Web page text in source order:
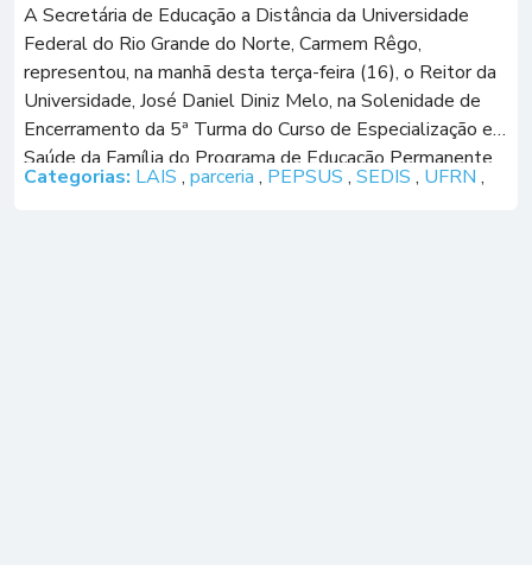
A Secretária de Educação a Distância da Universidade
Federal do Rio Grande do Norte, Carmem Rêgo,
representou, na manhã desta terça-feira (16), o Reitor da
Universidade, José Daniel Diniz Melo, na Solenidade de
Encerramento da 5ª Turma do Curso de Especialização em
Saúde da Família do Programa de Educação Permanente
em Saúde da Família (PEPSUS). […]
Categorias: LAIS , parceria , PEPSUS , SEDIS , UFRN ,